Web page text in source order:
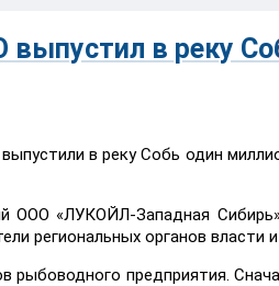
в реку
в реку Собь один
ООО «ЛУКОЙЛ-Западная
региональных органов власти
рыбоводного предприятия.